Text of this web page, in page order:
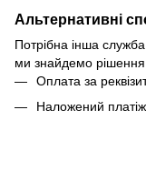
Альтернативні
Потрібна інша
ми знайдемо рішення.
Оплата за
Наложений платіж